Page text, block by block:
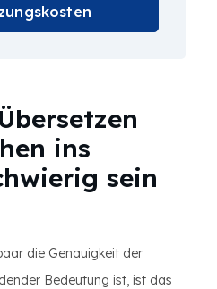
ins
sein
die Genauigkeit der
Bedeutung ist, ist das